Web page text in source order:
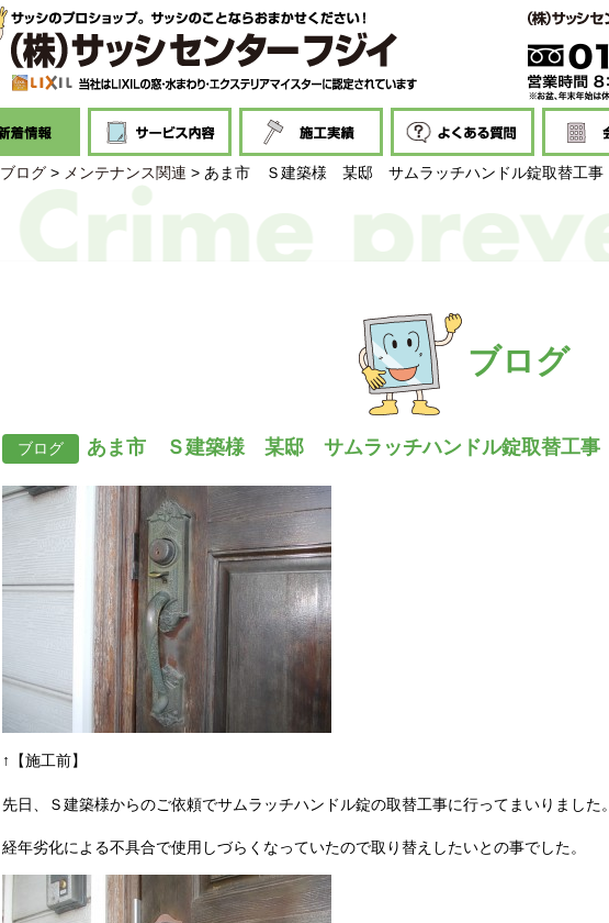
ブログ > メンテナンス関連 > あま市 Ｓ建築様 某邸 サムラッチハンドル錠取替工事
ブログ
ブログ あま市 Ｓ建築様 某邸 サムラッチハンドル錠取替工事
↑【施工前】
先日、Ｓ建築様からのご依頼でサムラッチハンドル錠の取替工事に行ってまいりました。
経年劣化による不具合で使用しづらくなっていたので取り替えしたいとの事でした。